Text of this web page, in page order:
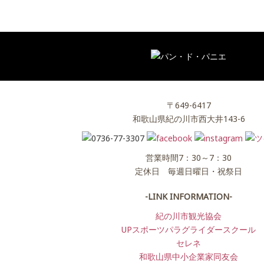
〒649-6417
和歌山県紀の川市西大井143-6
営業時間7：30～7：30
定休日 毎週日曜日・祝祭日
-LINK INFORMATION-
紀の川市観光協会
UPスポーツパラグライダースクール
セレネ
和歌山県中小企業家同友会